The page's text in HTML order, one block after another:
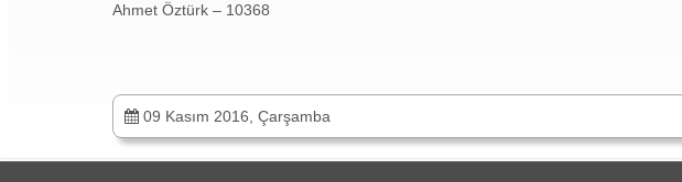
Ahmet Öztürk – 10368
09 Kasım 2016, Çarşamba